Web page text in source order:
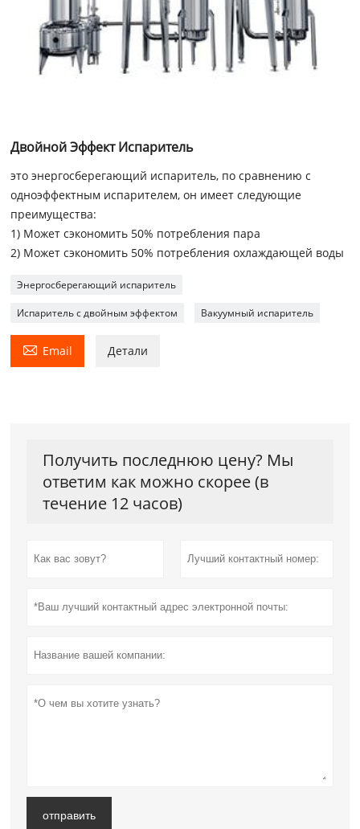
Двойной Эффект Испаритель
это энергосберегающий испаритель, по сравнению с
одноэффектным испарителем, он имеет следующие
преимущества:
1) Может сэкономить 50% потребления пара
2) Может сэкономить 50% потребления охлаждающей воды
Энергосберегающий испаритель
Испаритель с двойным эффектом Вакуумный испаритель
 Email Детали
Получить последнюю цену? Мы
ответим как можно скорее (в
течение 12 часов)
отправить